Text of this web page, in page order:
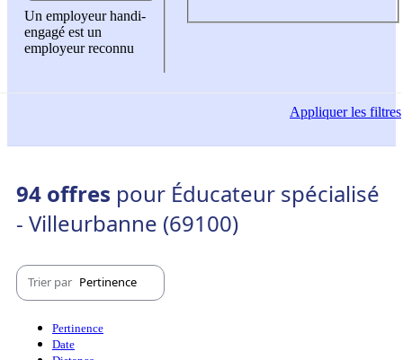
Un employeur handi-
engagé est un
employeur reconnu
Appliquerles filtres
94 offres pour Éducateur spécialisé
- Villeurbanne (69100)
Trier par Pertinence
Pertinence
Date